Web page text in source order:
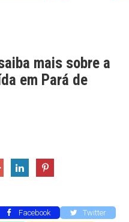
mais sobre a
em Pará de
Facebook
Twitter